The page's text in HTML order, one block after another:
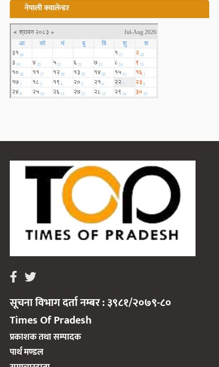
नेपाली क्यालेन्डर
सूचना विभाग दर्ता नम्बर : ३९८१/२०७९-८०
Times Of Pradesh
प्रकाशक तथा सम्पादक
पार्थ मण्डल